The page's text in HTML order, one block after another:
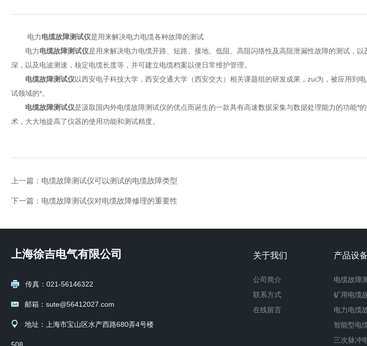
电力电缆故障测试仪是用来解决电力电缆各种故障的测试
电力电缆故障测试仪是用来解决电力电缆开路、短路、接地、低阻、高阻闪络性及高阻泄漏性故障的测试，
深，以及电波测速，核定电缆长度等，并可建立电缆档案以便日常维护管理。
电缆故障测试仪以西安电子科技大学，西安交通大学（西安交大）相关课题组的研发成果，zui为，被应用到
试领域的*。
电缆故障测试仪是汲取国内外电缆故障测试仪的优点而诞生的一款具有高速数据采集与数据处理能力的功能
术，大大地提高了仪器的使用功能和测试精度。
上一篇： 电缆故障测试仪可以测试的电缆故障类型
下一篇： 电缆故障测试仪对电缆故障修理的重要性
上海徐吉电气有限公司
传真：021-56146322
邮箱：sute@56412027.com
地址：上海市宝山区水产西路680弄4号楼
关于我们
公司简介
联系方式
在线留言
产品设备
电缆故障
矿用电缆
电力电缆
智能型电